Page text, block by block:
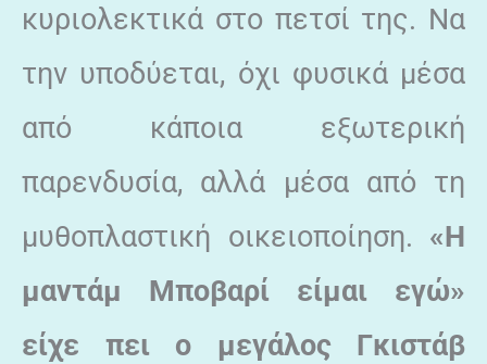
κυριολεκτικά στο πετσί της. Να
την υποδύεται, όχι φυσικά μέσα
από κάποια εξωτερική
παρενδυσία, αλλά μέσα από τη
μυθοπλαστική οικειοποίηση. «Η
μαντάμ Μποβαρί είμαι εγώ»
είχε πει ο μεγάλος Γκιστάβ